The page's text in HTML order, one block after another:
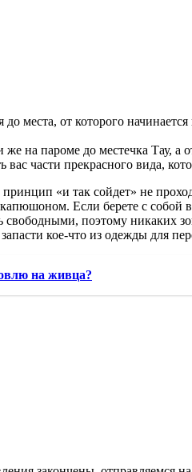
до места, от которого
на пароме до местечка Тау, а
части прекрасного вида,
«и так сойдет» не
Если берете с собой
поэтому никаких
кое-что из одежды для
на живца?